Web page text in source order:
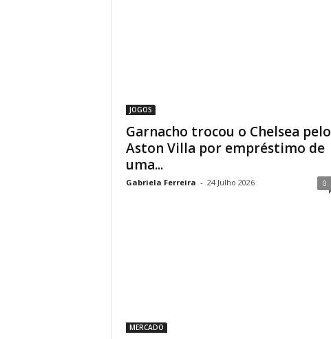
JOGOS
Garnacho trocou o Chelsea pelo
Aston Villa por empréstimo de
uma...
Gabriela Ferreira - 24 Julho 2026 0
MERCADO